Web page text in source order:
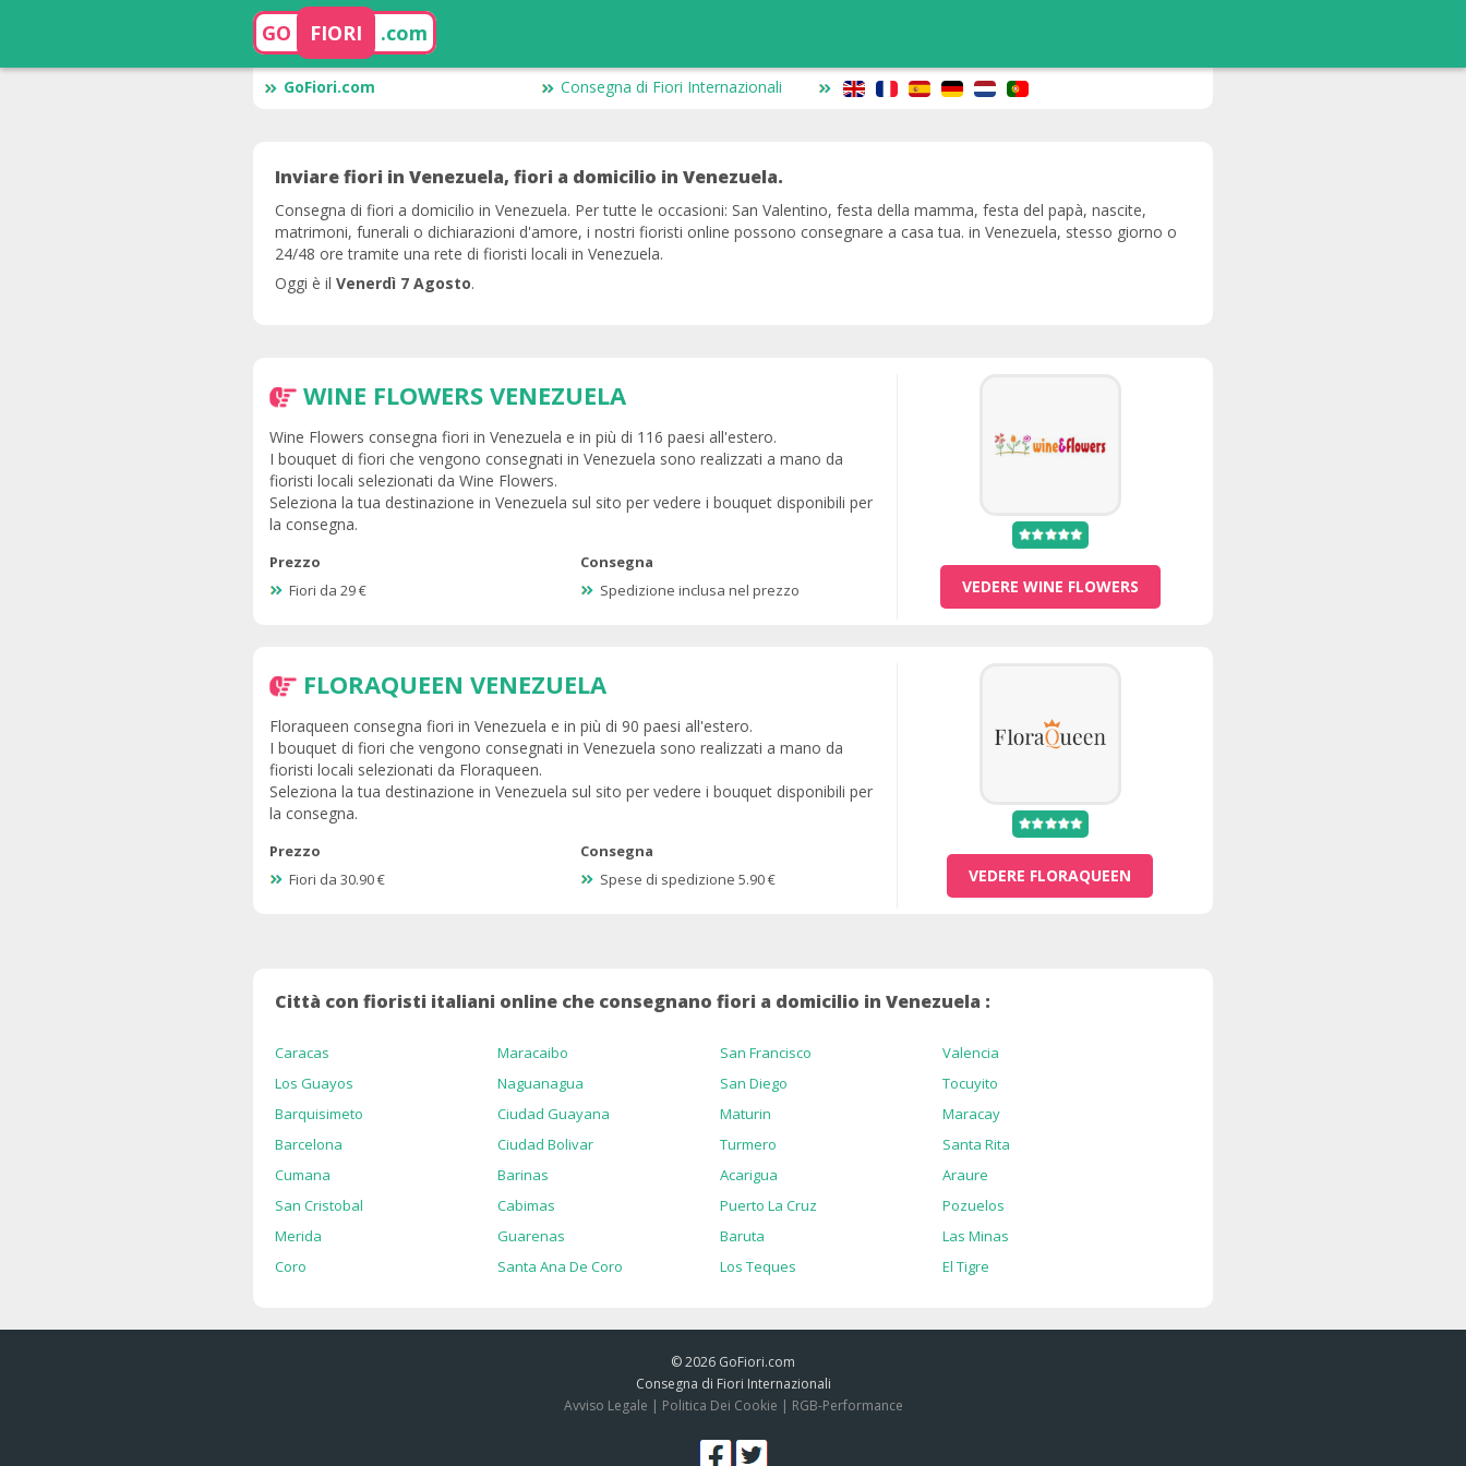
GO FIORI .com
GoFiori.com Consegna di Fiori Internazionali
Inviare fiori in Venezuela, fiori a domicilio in Venezuela.
Consegna di fiori a domicilio in Venezuela. Per tutte le occasioni: San Valentino, festa della mamma, festa del papà, nascite,
matrimoni, funerali o dichiarazioni d'amore, i nostri fioristi online possono consegnare a casa tua. in Venezuela, stesso giorno o
24/48 ore tramite una rete di fioristi locali in Venezuela.
Oggi è il Venerdì 7 Agosto.
WINE FLOWERS VENEZUELA
Wine Flowers consegna fiori in Venezuela e in più di 116 paesi all'estero.
I bouquet di fiori che vengono consegnati in Venezuela sono realizzati a mano da
fioristi locali selezionati da Wine Flowers.
Seleziona la tua destinazione in Venezuela sul sito per vedere i bouquet disponibili per
la consegna.
Prezzo
Fiori da 29 €
Consegna
Spedizione inclusa nel prezzo
VEDERE WINE FLOWERS
FLORAQUEEN VENEZUELA
Floraqueen consegna fiori in Venezuela e in più di 90 paesi all'estero.
I bouquet di fiori che vengono consegnati in Venezuela sono realizzati a mano da
fioristi locali selezionati da Floraqueen.
Seleziona la tua destinazione in Venezuela sul sito per vedere i bouquet disponibili per
la consegna.
Prezzo
Fiori da 30.90 €
Consegna
Spese di spedizione 5.90 €
VEDERE FLORAQUEEN
Città con fioristi italiani online che consegnano fiori a domicilio in Venezuela :
Caracas Maracaibo San Francisco
Valencia
Los Guayos
Naguanagua San Diego
Tocuyito
Barquisimeto
Ciudad Guayana Maturin
Maracay
Barcelona
Ciudad Bolivar Turmero
Santa Rita
Cumana
Barinas Acarigua
Araure
San Cristobal
Cabimas Puerto La Cruz
Pozuelos
Merida
Guarenas Baruta
Las Minas
Coro
Santa Ana De Coro Los Teques El Tigre
© 2026 GoFiori.com
Consegna di Fiori Internazionali
Avviso Legale | Politica Dei Cookie | RGB-Performance